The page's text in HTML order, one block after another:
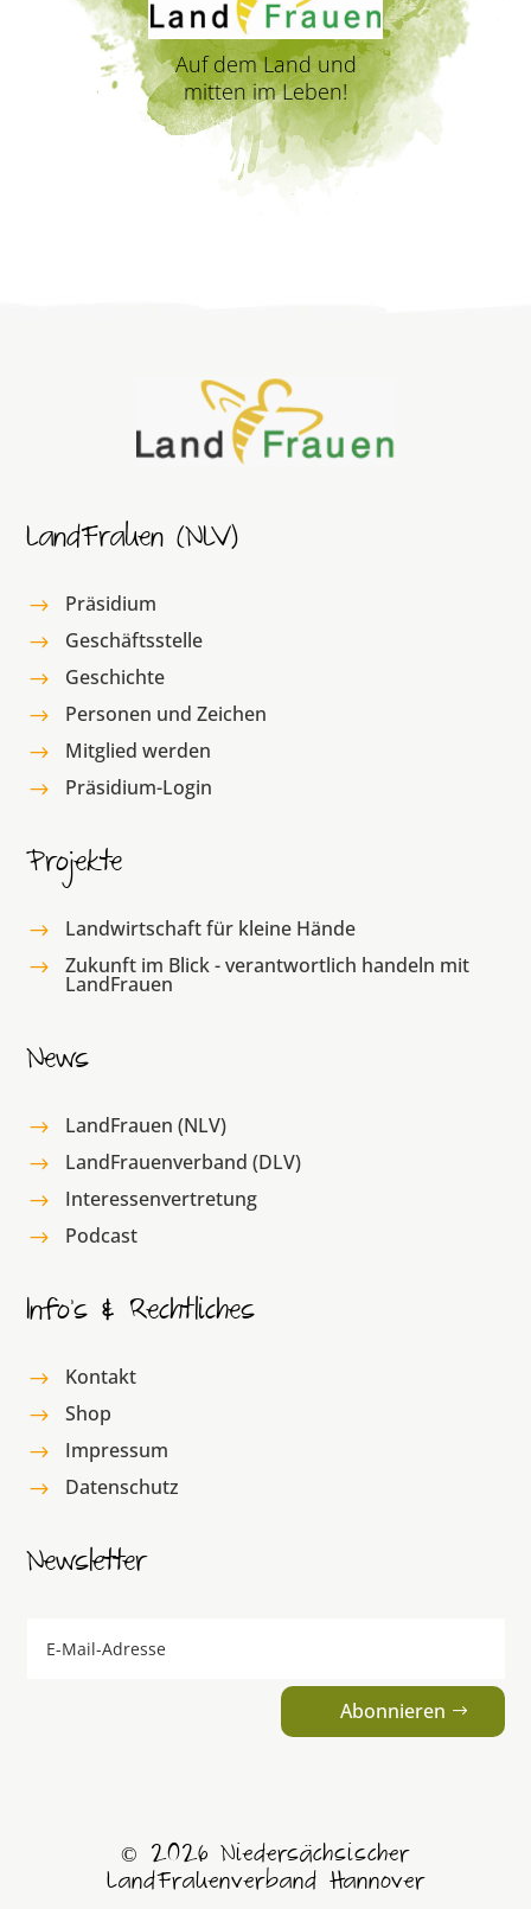
Auf dem Land und
mitten im Leben!
LandFrauen (NLV)
$ Präsidium
$ Geschäftsstelle
$ Geschichte
$ Personen und Zeichen
$ Mitglied werden
$ Präsidium-Login
Projekte
$ Landwirtschaft für kleine Hände
$ Zukunft im Blick - verantwortlich handeln mit
LandFrauen
News
$ LandFrauen (NLV)
$ LandFrauenverband (DLV)
$ Interessenvertretung
$ Podcast
Info’s & Rechtliches
$ Kontakt
$ Shop
$ Impressum
$ Datenschutz
Newsletter
Abonnieren
© 2026 Niedersächsischer
LandFrauenverband Hannover